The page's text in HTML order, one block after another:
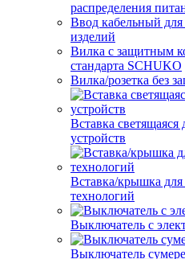
распределения
Ввод кабельный для
изделий
Вилка с защитным
стандарта SCHUKO
Вилка/розетка без
Вставка светящаяся
устройств
Вставка/крышка
технологий
Выключатель с
Выключатель